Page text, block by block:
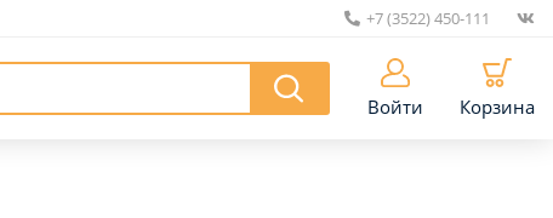
+7 (3522) 450-111
Войти Корзина